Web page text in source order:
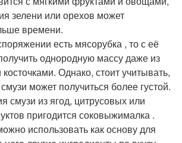
зелени или орехов может
времени.
есть мясорубка , то с её
однородную массу даже из
Однако, стоит учитывать,
может получиться более густой.
смузи из ягод, цитрусовых или
пригодится соковыжималка .
использовать как основу для